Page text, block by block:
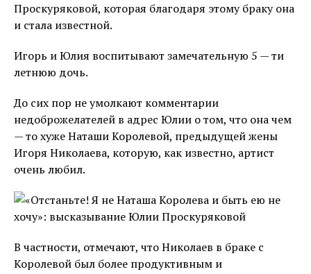
Проскуряковой, которая благодаря этому браку она
и стала известной.
Игорь и Юлия воспитывают замечательную 5 — ти
летнюю дочь.
До сих пор не умолкают комментарии
недоброжелателей в адрес Юлии о том, что она чем
— то хуже Наташи Королевой, предыдущей жены
Игоря Николаева, которую, как известно, артист
очень любил.
В частности, отмечают, что Николаев в браке с
Королевой был более продуктивным и